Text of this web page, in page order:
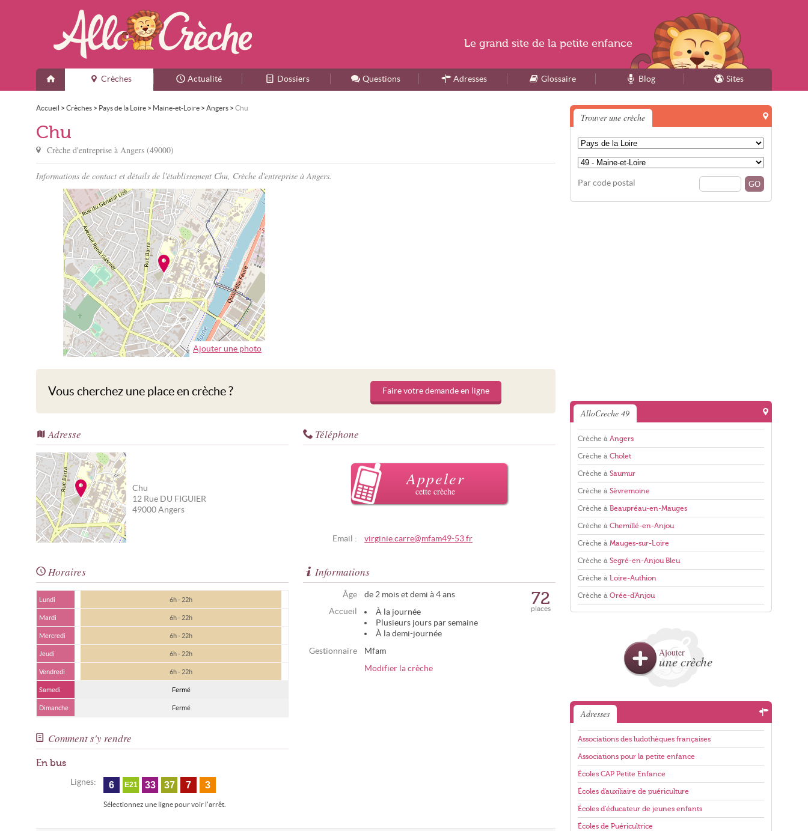
Accueil
Crèches Actualité Dossiers Questions Adresses Glossaire Blog Sites
Accueil > Crèches > Pays de la Loire > Maine-et-Loire > Angers > Chu
Chu
Crèche d'entreprise à Angers (49000)
Informations de contact et détails de l'établissement Chu, Crèche d'entreprise à Angers.
Ajouter une photo
Vous cherchez une place en crèche ? Faire votre demande en ligne
Adresse
Chu
12 Rue DU FIGUIER
49000 Angers
Téléphone
Appeler
cette crèche
Email : virginie.carre@mfam49-53.fr
Horaires
Lundi 6h - 22h
Mardi 6h - 22h
Mercredi 6h - 22h
Jeudi 6h - 22h
Vendredi 6h - 22h
Samedi Fermé
Dimanche Fermé
Informations
Âge
de 2 mois et demi à 4 ans
Accueil
À la journée
Plusieurs jours par semaine
À la demi-journée
Gestionnaire
Mfam
places
72
Modifier la crèche
Comment s'y rendre
En bus
Lignes: 6 E21 33 37 7 3
Sélectionnez une ligne pour voir l'arrêt.
Trouver une crèche
Par code postal
AlloCreche 49
Crèche à Angers
Crèche à Cholet
Crèche à Saumur
Crèche à Sèvremoine
Crèche à Beaupréau-en-Mauges
Crèche à Chemillé-en-Anjou
Crèche à Mauges-sur-Loire
Crèche à Segré-en-Anjou Bleu
Crèche à Loire-Authion
Crèche à Orée-d'Anjou
Ajouter
une crèche
Adresses
Associations des ludothèques françaises
Associations pour la petite enfance
Écoles CAP Petite Enfance
Écoles d'auxiliaire de puériculture
Écoles d'éducateur de jeunes enfants
Écoles de Puéricultrice
Le grand site de la petite enfance